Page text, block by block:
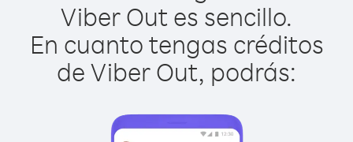
Viber Out es sencillo.
En cuanto tengas créditos
de Viber Out, podrás: